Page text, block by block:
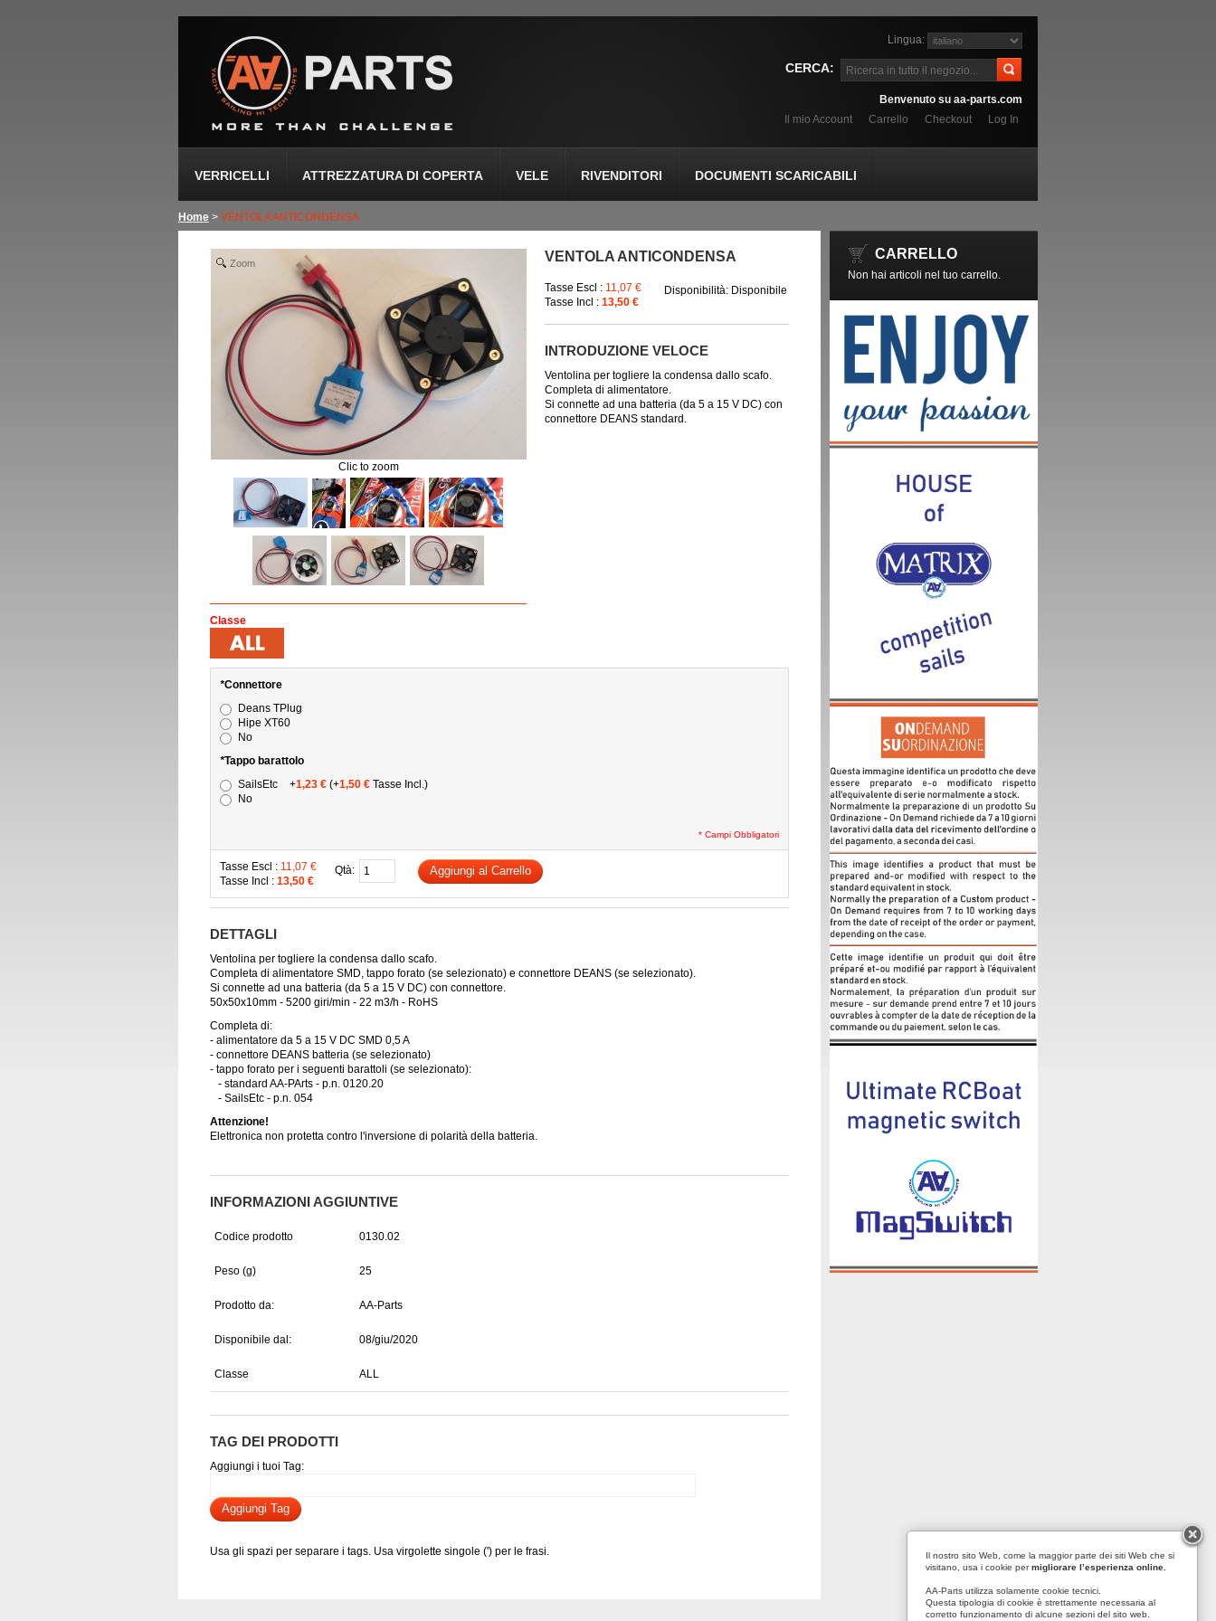
Lingua:
CERCA:
Benvenuto su aa-parts.com
Il mio Account
Carrello Checkout Log In
VERRICELLI ATTREZZATURA DI COPERTA VELE RIVENDITORI DOCUMENTI SCARICABILI
Home > VENTOLA ANTICONDENSA
VENTOLA ANTICONDENSA
Tasse Escl : 11,07 €
Tasse Incl : 13,50 €
Disponibilità: Disponibile
INTRODUZIONE VELOCE
Ventolina per togliere la condensa dallo scafo.
Completa di alimentatore.
Si connette ad una batteria (da 5 a 15 V DC) con
connettore DEANS standard.
Zoom
Clic to zoom
Classe
*Connettore
Deans TPlug
Hipe XT60
No
*Tappo barattolo
SailsEtc
+1,23 € (+1,50 € Tasse Incl.)
No
* Campi Obbligatori
Tasse Escl : 11,07 €
Tasse Incl : 13,50 €
Qtà: Aggiungi al Carrello
DETTAGLI
Ventolina per togliere la condensa dallo scafo.
Completa di alimentatore SMD, tappo forato (se selezionato) e connettore DEANS (se selezionato).
Si connette ad una batteria (da 5 a 15 V DC) con connettore.
50x50x10mm - 5200 giri/min - 22 m3/h - RoHS
Completa di:
- alimentatore da 5 a 15 V DC SMD 0,5 A
- connettore DEANS batteria (se selezionato)
- tappo forato per i seguenti barattoli (se selezionato):
- standard AA-PArts - p.n. 0120.20
- SailsEtc - p.n. 054
Attenzione!
Elettronica non protetta contro l'inversione di polarità della batteria.
INFORMAZIONI AGGIUNTIVE
Codice prodotto 0130.02
Peso (g) 25
Prodotto da: AA-Parts
Disponibile dal: 08/giu/2020
Classe ALL
TAG DEI PRODOTTI
Aggiungi i tuoi Tag:
Aggiungi Tag
Usa gli spazi per separare i tags. Usa virgolette singole (') per le frasi.
CARRELLO
Non hai articoli nel tuo carrello.
Il nostro sito Web, come la maggior parte dei siti Web che si
visitano, usa i cookie permigliorare l’esperienza online.
AA-Parts utilizza solamente cookie tecnici.
Questa tipologia di cookie è strettamente necessaria al
corretto funzionamento di alcune sezioni del sito web.